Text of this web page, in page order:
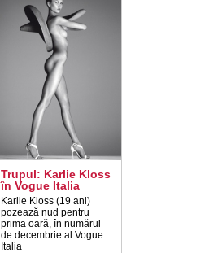
Trupul: Karlie Kloss
în Vogue Italia
Karlie Kloss (19 ani)
pozează nud pentru
prima oară, în numărul
de decembrie al Vogue
Italia